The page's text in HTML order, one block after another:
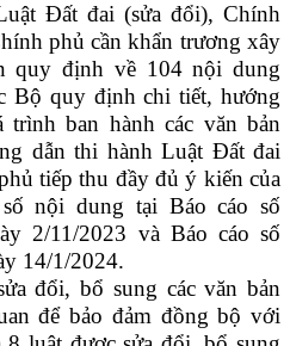
Đất đai (sửa đổi), Chính
phủ cần khẩn trương xây
quy định về 104 nội dung
Bộ quy định chi tiết, hướng
ban hành các văn bản
dẫn thi hành Luật Đất đai
tiếp thu đầy đủ ý kiến của
nội dung tại Báo cáo số
2/11/2023 và Báo cáo số
14/1/2024.
đổi, bổ sung các văn bản
để bảo đảm đồng bộ với